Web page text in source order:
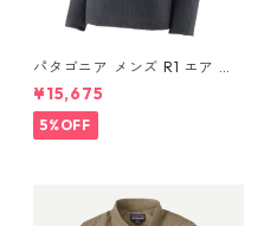
パタゴニア メンズ R1 エア ク
ルー 40236 Smolder Blue
¥15,675
5%OFF